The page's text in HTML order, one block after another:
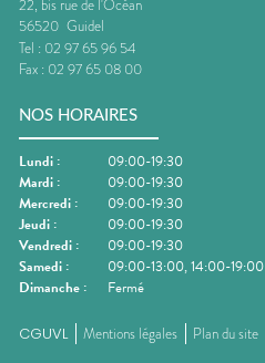
22, bis rue de l'Océan
56520 Guidel
Tel : 02 97 65 96 54
Fax : 02 97 65 08 00
NOS HORAIRES
Lundi :
09:00-19:30
Mardi :
09:00-19:30
Mercredi :
09:00-19:30
Jeudi :
09:00-19:30
Vendredi :
09:00-19:30
Samedi :
09:00-13:00, 14:00-19:00
Dimanche : Fermé
CGUVL Mentions légales Plan du site